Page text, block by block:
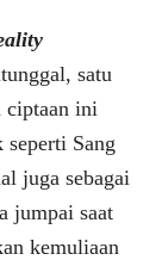
satu
ciptaan ini
Sang
juga sebagai
jumpai saat
kemuliaan